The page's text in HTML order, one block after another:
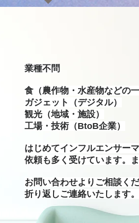
業種不問
食（農作物・水産物などの
ガジェット（デジタル）
観光（地域・施設）
工場・技術（BtoB企業）
はじめてインフルエンサー
依頼も多く受けています。
お問い合わせよりご相談くだ
​折り返しご連絡いたします。